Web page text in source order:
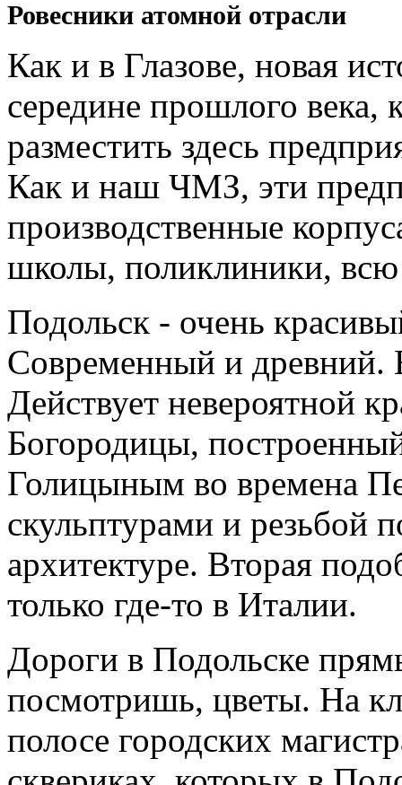
Ровесники атомной отрасли
Как и в Глазове, новая
середине прошлого века,
разместить здесь
Как и наш ЧМЗ, эти
производственные
школы, поликлиники,
Подольск - очень
Современный и древний.
Действует невероятной
Богородицы,
Голицыным во времена
скульптурами и резьбой
архитектуре. Вторая
только где-то в Италии.
Дороги в Подольске
посмотришь, цветы. На
полосе городских